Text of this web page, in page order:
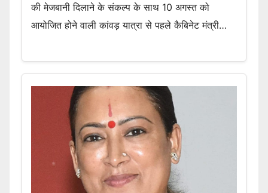
की मेजबानी दिलाने के संकल्प के साथ 10 अगस्त को
आयोजित होने वाली कांवड़ यात्रा से पहले कैबिनेट मंत्री…